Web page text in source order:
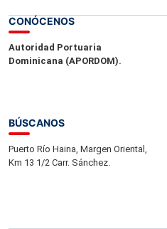
CONÓCENOS
Autoridad Portuaria
Dominicana (APORDOM).
BÚSCANOS
Puerto Río Haina, Margen Oriental,
Km 13 1/2 Carr. Sánchez.